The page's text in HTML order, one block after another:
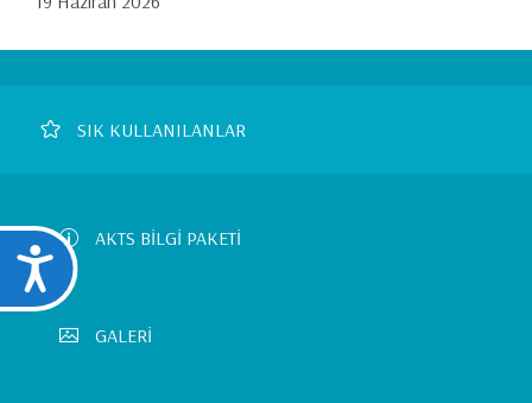
Ulaşılabilirlik
Footer
Menu
SIK KULLANILANLAR
AKTS BİLGİ PAKETİ
GALERİ